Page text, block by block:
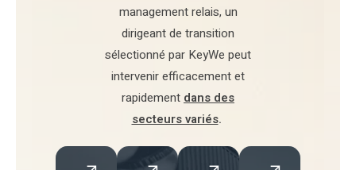
management relais, un
dirigeant de transition
sélectionné par KeyWe peut
intervenir efficacement et
rapidement dans des
secteurs variés.